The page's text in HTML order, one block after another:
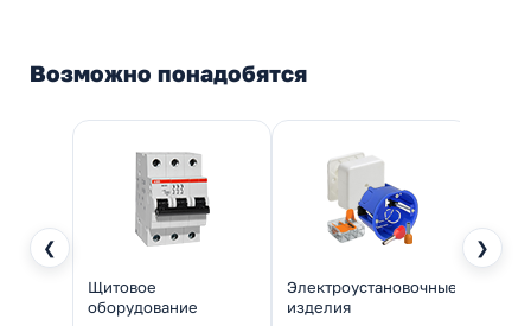
Возможно понадобятся
❮ ❯
Щитовое
оборудование
Электроустановочные
изделия